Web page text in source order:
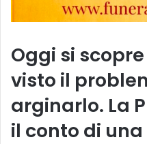
Oggi si
visto il
arginarlo. La
il conto di